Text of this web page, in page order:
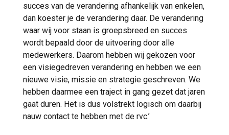
succes van de verandering afhankelijk van enkelen,
dan koester je de verandering daar. De verandering
waar wij voor staan is groepsbreed en succes
wordt bepaald door de uitvoering door alle
medewerkers. Daarom hebben wij gekozen voor
een visiegedreven verandering en hebben we een
nieuwe visie, missie en strategie geschreven. We
hebben daarmee een traject in gang gezet dat jaren
gaat duren. Het is dus volstrekt logisch om daarbij
nauw contact te hebben met de rvc.’